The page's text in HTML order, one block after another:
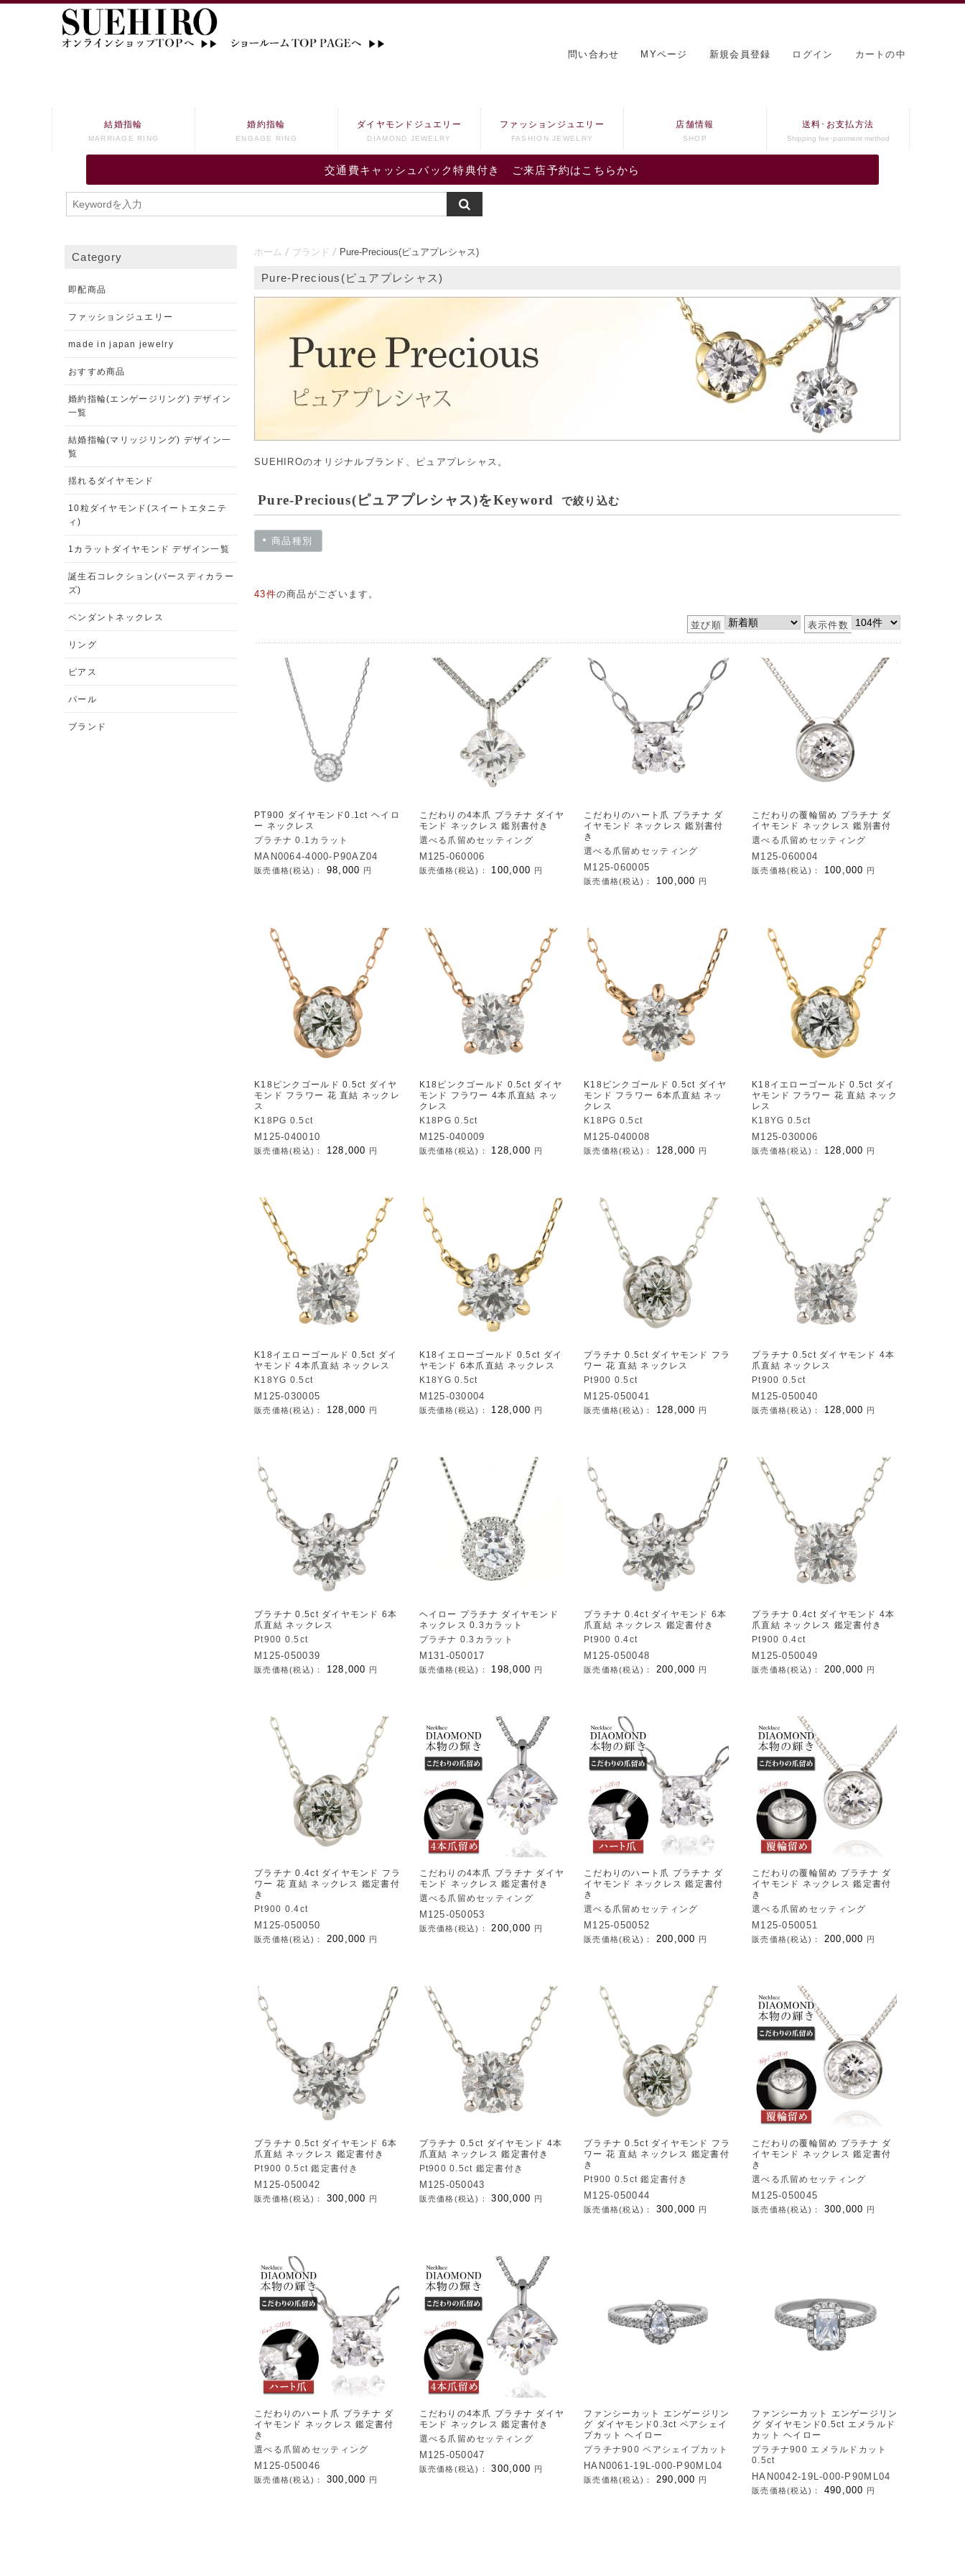
問い合わせ MYページ 新規会員登録 ログイン カートの中
交通費キャッシュバック特典付き ご来店予約はこちらから
結婚指輪
MARRIAGE RING
婚約指輪
ENGAGE RING
ダイヤモンドジュエリー
DIAMOND JEWELRY
ファッションジュエリー
FASHION JEWELRY
店舗情報
SHOP
送料･お支払方法
Shipping fee･panment method
ホーム ブランド Pure-Precious(ピュアプレシャス)
Pure-Precious(ピュアプレシャス)
SUEHIROのオリジナルブランド、ピュアプレシャス。
Pure-Precious(ピュアプレシャス)をKeyword で絞り込む
商品種別
43件の商品がございます。
並び順 表示件数
PT900 ダイヤモンド0.1ct ヘイロ
ー ネックレス
プラチナ 0.1カラット
MAN0064-4000-P90AZ04
販売価格(税込)： 98,000 円
こだわりの4本爪 プラチナ ダイヤ
モンド ネックレス 鑑別書付き
選べる爪留めセッティング
M125-060006
販売価格(税込)： 100,000 円
こだわりのハート爪 プラチナ ダ
イヤモンド ネックレス 鑑別書付
き
選べる爪留めセッティング
M125-060005
販売価格(税込)： 100,000 円
こだわりの覆輪留め プラチナ ダ
イヤモンド ネックレス 鑑別書付
選べる爪留めセッティング
M125-060004
販売価格(税込)： 100,000 円
K18ピンクゴールド 0.5ct ダイヤ
モンド フラワー 花 直結 ネックレ
ス
K18PG 0.5ct
M125-040010
販売価格(税込)： 128,000 円
K18ピンクゴールド 0.5ct ダイヤ
モンド フラワー 4本爪直結 ネッ
クレス
K18PG 0.5ct
M125-040009
販売価格(税込)： 128,000 円
K18ピンクゴールド 0.5ct ダイヤ
モンド フラワー 6本爪直結 ネッ
クレス
K18PG 0.5ct
M125-040008
販売価格(税込)： 128,000 円
K18イエローゴールド 0.5ct ダイ
ヤモンド フラワー 花 直結 ネック
レス
K18YG 0.5ct
M125-030006
販売価格(税込)： 128,000 円
K18イエローゴールド 0.5ct ダイ
ヤモンド 4本爪直結 ネックレス
K18YG 0.5ct
M125-030005
販売価格(税込)： 128,000 円
K18イエローゴールド 0.5ct ダイ
ヤモンド 6本爪直結 ネックレス
K18YG 0.5ct
M125-030004
販売価格(税込)： 128,000 円
プラチナ 0.5ct ダイヤモンド フラ
ワー 花 直結 ネックレス
Pt900 0.5ct
M125-050041
販売価格(税込)： 128,000 円
プラチナ 0.5ct ダイヤモンド 4本
爪直結 ネックレス
Pt900 0.5ct
M125-050040
販売価格(税込)： 128,000 円
プラチナ 0.5ct ダイヤモンド 6本
爪直結 ネックレス
Pt900 0.5ct
M125-050039
販売価格(税込)： 128,000 円
ヘイロー プラチナ ダイヤモンド
ネックレス 0.3カラット
プラチナ 0.3カラット
M131-050017
販売価格(税込)： 198,000 円
プラチナ 0.4ct ダイヤモンド 6本
爪直結 ネックレス 鑑定書付き
Pt900 0.4ct
M125-050048
販売価格(税込)： 200,000 円
プラチナ 0.4ct ダイヤモンド 4本
爪直結 ネックレス 鑑定書付き
Pt900 0.4ct
M125-050049
販売価格(税込)： 200,000 円
プラチナ 0.4ct ダイヤモンド フラ
ワー 花 直結 ネックレス 鑑定書付
き
Pt900 0.4ct
M125-050050
販売価格(税込)： 200,000 円
こだわりの4本爪 プラチナ ダイヤ
モンド ネックレス 鑑定書付き
選べる爪留めセッティング
M125-050053
販売価格(税込)： 200,000 円
こだわりのハート爪 プラチナ ダ
イヤモンド ネックレス 鑑定書付
き
選べる爪留めセッティング
M125-050052
販売価格(税込)： 200,000 円
こだわりの覆輪留め プラチナ ダ
イヤモンド ネックレス 鑑定書付
き
選べる爪留めセッティング
M125-050051
販売価格(税込)： 200,000 円
プラチナ 0.5ct ダイヤモンド 6本
爪直結 ネックレス 鑑定書付き
Pt900 0.5ct 鑑定書付き
M125-050042
販売価格(税込)： 300,000 円
プラチナ 0.5ct ダイヤモンド 4本
爪直結 ネックレス 鑑定書付き
Pt900 0.5ct 鑑定書付き
M125-050043
販売価格(税込)：300,000 円
プラチナ 0.5ct ダイヤモンド フラ
ワー 花 直結 ネックレス 鑑定書付
き
Pt900 0.5ct 鑑定書付き
M125-050044
販売価格(税込)： 300,000 円
こだわりの覆輪留め プラチナ ダ
イヤモンド ネックレス 鑑定書付
き
選べる爪留めセッティング
M125-050045
販売価格(税込)： 300,000 円
こだわりのハート爪 プラチナ ダ
イヤモンド ネックレス 鑑定書付
き
選べる爪留めセッティング
M125-050046
販売価格(税込)： 300,000 円
こだわりの4本爪 プラチナ ダイヤ
モンド ネックレス 鑑定書付き
選べる爪留めセッティング
M125-050047
販売価格(税込)：300,000 円
ファンシーカット エンゲージリン
グ ダイヤモンド0.3ct ペアシェイ
プカット ヘイロー
プラチナ900 ペアシェイプカット
HAN0061-19L-000-P90ML04
販売価格(税込)： 290,000 円
ファンシーカット エンゲージリン
グ ダイヤモンド0.5ct エメラルド
カット ヘイロー
プラチナ900 エメラルドカット
0.5ct
HAN0042-19L-000-P90ML04
販売価格(税込)： 490,000 円
Category
即配商品
ファッションジュエリー
made in japan jewelry
おすすめ商品
婚約指輪(エンゲージリング) デザイン
一覧
結婚指輪(マリッジリング) デザイン一
覧
揺れるダイヤモンド
10粒ダイヤモンド(スイートエタニテ
ィ)
1カラットダイヤモンド デザイン一覧
誕生石コレクション(バースディカラー
ズ)
ペンダントネックレス
リング
ピアス
パール
ブランド